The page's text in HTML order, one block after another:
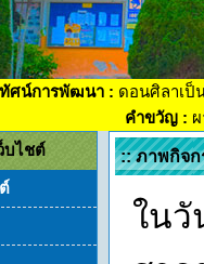
ศน์การพัฒนา : ดอนศิลาเป็
คำขวัญ :
บไชต์
:: ภาพกิจก
ในวั